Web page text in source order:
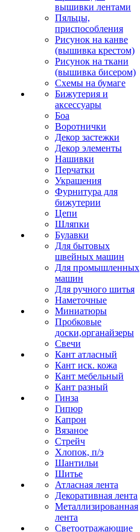
вышивки лентами
Пяльцы,
приспособления
Рисунок на канве
(вышивка крестом)
Рисунок на ткани
(вышивка бисером)
Схемы на бумаге
Бижутерия и
аксессуары
Боа
Воротнички
Декор застежки
Декор элементы
Нашивки
Перчатки
Украшения
Фурнитура для
бижутерии
Цепи
Шляпки
Булавки
Для бытовых
швейных машин
Для промышленных
машин
Для ручного шитья
Наметочные
Миниатюры
Пробковые
доски,органайзеры
Свечи
Кант атласный
Кант иск. кожа
Кант мебельный
Кант разный
Гинза
Гипюр
Капрон
Вязаное
Стрейч
Хлопок, п/э
Шантильи
Шитье
Атласная лента
Декоративная лента
Металлизированная
лента
Светоотражающие